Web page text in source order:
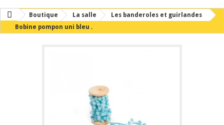
Boutique La salle
Les banderoles et guirlandes
Bobine pompon uni bleu .